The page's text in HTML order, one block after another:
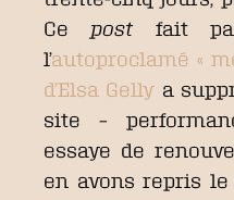
Ce postfait
l’autoproclamé «
d’Elsa Gelly a
site –
essaye de
en avons repris le